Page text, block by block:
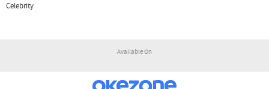
Celebrity
Available On